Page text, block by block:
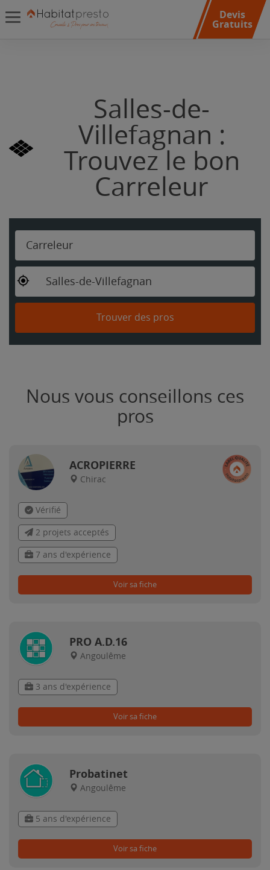
Devis
Gratuits
Salles-de-
Villefagnan :
Trouvez le bon
Carreleur
Carreleur
Salles-de-Villefagnan
Trouver des pros
Nous vous conseillons ces
pros
ACROPIERRE
Chirac
Vérifié
2 projets acceptés
7 ans d'expérience
Voir sa fiche
PRO A.D.16
Angoulême
3 ans d'expérience
Voir sa fiche
Probatinet
Angoulême
5 ans d'expérience
Voir sa fiche